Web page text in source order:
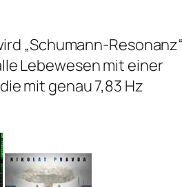
„Schumann-Resonanz“
Lebewesen mit einer
mit genau 7,83 Hz